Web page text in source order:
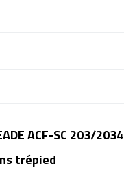
ACF-SC 203/2034
trépied